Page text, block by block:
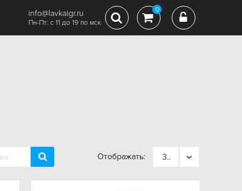
info@lavkaigr.ru
Пн-Пт: с 11 до 19 по мск
0
Отображать: 36